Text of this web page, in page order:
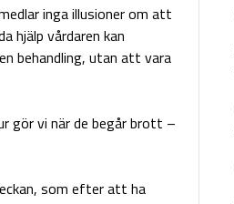
inga illusioner om att
hjälp vårdaren kan
behandling, utan att vara
gör vi när de begår brott –
som efter att ha